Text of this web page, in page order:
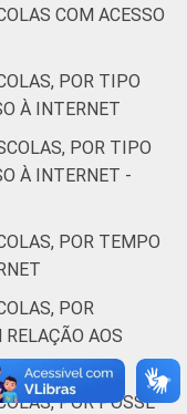
COM ACESSO
POR TIPO
À INTERNET
POR TIPO
À INTERNET -
POR TEMPO
POR
AOS
POR POSSE